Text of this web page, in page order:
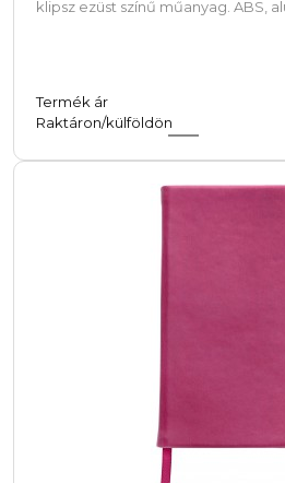
klipsz ezüst színű műanyag. ABS,
Termék ár
Raktáron/külföldön